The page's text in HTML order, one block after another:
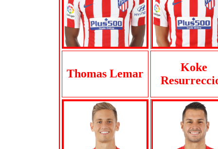
Thomas Lemar
Koke